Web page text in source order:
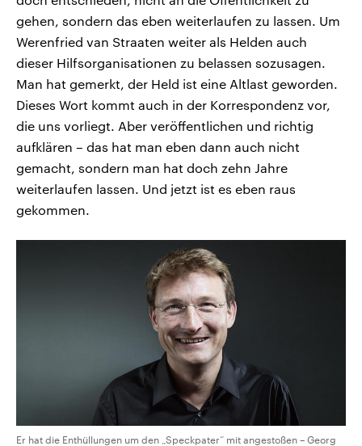
gehen, sondern das eben weiterlaufen zu lassen. Um
Werenfried van Straaten weiter als Helden auch
dieser Hilfsorganisationen zu belassen sozusagen.
Man hat gemerkt, der Held ist eine Altlast geworden.
Dieses Wort kommt auch in der Korrespondenz vor,
die uns vorliegt. Aber veröffentlichen und richtig
aufklären – das hat man eben dann auch nicht
gemacht, sondern man hat doch zehn Jahre
weiterlaufen lassen. Und jetzt ist es eben raus
gekommen.
Er hat die Enthüllungen um den „Speckpater“ mit angestoßen – Georg